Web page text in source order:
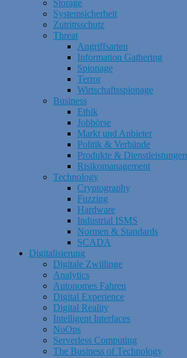
Storage
Systemsicherheit
Zutrittsschutz
Threat
Angriffsarten
Information Gathering
Spionage
Terror
Wirtschaftsspionage
Business
Ethik
Jobbörse
Markt und Anbieter
Politik & Verbände
Produkte & Dienstleistungen
Risikomanagement
Technology
Cryptography
Fuzzing
Hardware
Industrial ISMS
Normen & Standards
SCADA
Digitalisierung
Digitale Zwillinge
Analytics
Autonomes Fahren
Digital Experience
Digital Reality
Intelligent Interfaces
NoOps
Serverless Computing
The Business of Technology